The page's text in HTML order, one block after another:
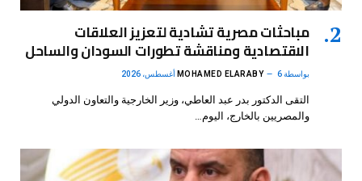
مباحثات مصرية تشادية لتعزيز العلاقات
الاقتصادية ومناقشة تطورات السودان والساحل
بواسطة MOHAMED ELARABY 6 أغسطس، 2026
التقى الدكتور بدر عبد العاطي، وزير الخارجية والتعاون الدولي
والمصريين بالخارج، اليوم…